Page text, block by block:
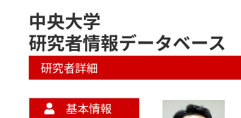
中央大学
研究者情報データベース
研究者詳細
基本情報